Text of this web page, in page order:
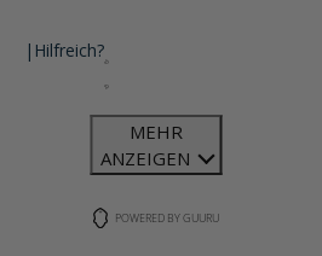
| Hilfreich?
MEHR
ANZEIGEN
POWERED BY GUURU